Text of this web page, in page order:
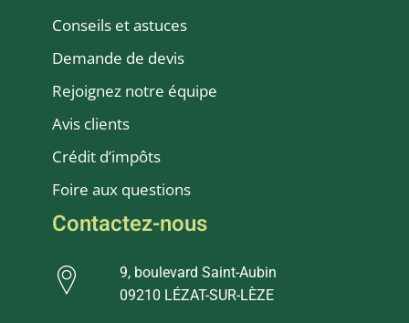
Conseils et astuces
Demande de devis
Rejoignez notre équipe
Avis clients
Crédit d’impôts
Foire aux questions
Contactez-nous
9, boulevard Saint-Aubin
09210 LÉZAT-SUR-LÈZE